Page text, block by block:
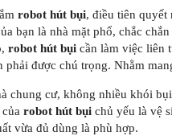
robot hút bụi, điều tiên quyết
bạn là nhà mặt phố, chắc
robot hút bụi cần làm việc liên
phải được chú trọng. Nhằm
chung cư, không nhiều khói
robot hút bụi chủ yếu là vệ
vừa đủ dùng là phù hợp.